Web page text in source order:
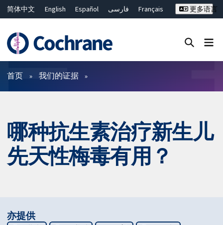
简体中文 English Español فارسی
Français
ไทย
繁體中文
更多语言
过滤
首页 我们的证据
哪种抗生素治疗新生儿
先天性梅毒有用？
亦提供